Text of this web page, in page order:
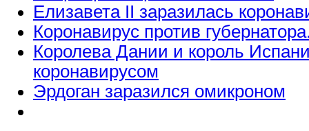
Елизавета II заразилась
Коронавирус против
Королева Дании и король
коронавирусом
Эрдоган заразился омикроном